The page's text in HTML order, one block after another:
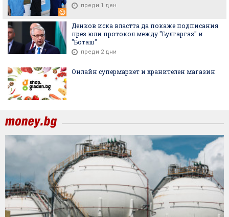
преди 1 ден
Денков иска властта да покаже подписания
през юли протокол между "Булгаргаз" и
"Боташ"
преди 2 дни
Онлайн супермаркет и хранителен магазин